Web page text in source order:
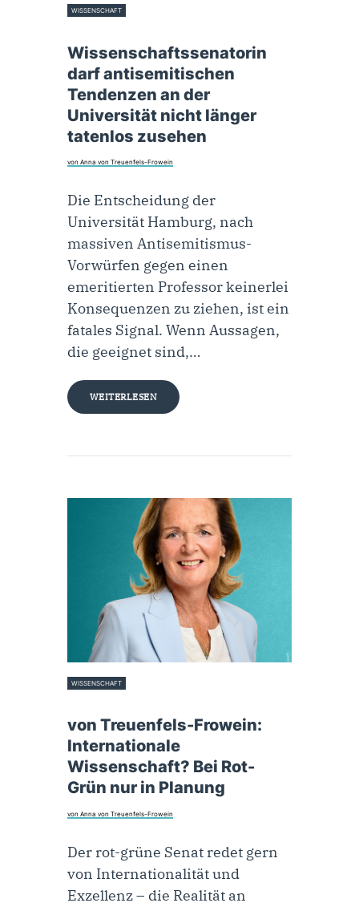
WISSENSCHAFT
Wissenschaftssenatorin
darf antisemitischen
Tendenzen an der
Universität nicht länger
tatenlos zusehen
von Anna von Treuenfels-Frowein
Die Entscheidung der
Universität Hamburg, nach
massiven Antisemitismus-
Vorwürfen gegen einen
emeritierten Professor keinerlei
Konsequenzen zu ziehen, ist ein
fatales Signal. Wenn Aussagen,
die geeignet sind,…
WEITERLESEN
WISSENSCHAFT
von Treuenfels-Frowein:
Internationale
Wissenschaft? Bei Rot-
Grün nur in Planung
von Anna von Treuenfels-Frowein
Der rot-grüne Senat redet gern
von Internationalität und
Exzellenz – die Realität an